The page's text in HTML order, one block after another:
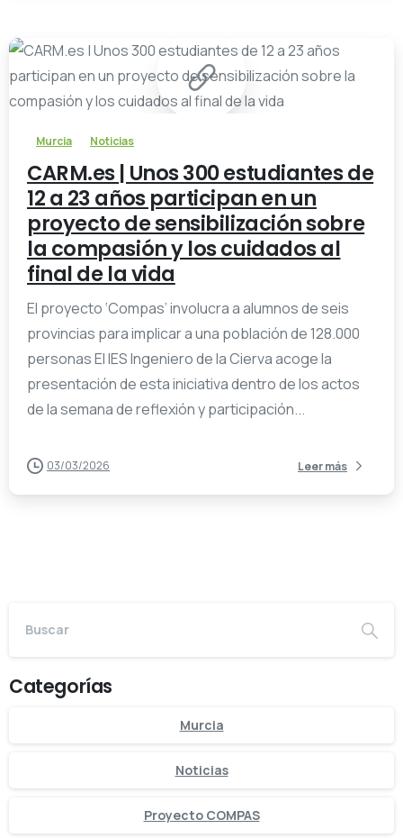
Murcia Noticias
CARM.es | Unos 300 estudiantes de
12 a 23 años participan en un
proyecto de sensibilización sobre
la compasión y los cuidados al
final de la vida
El proyecto ‘Compas’ involucra a alumnos de seis
provincias para implicar a una población de 128.000
personas El IES Ingeniero de la Cierva acoge la
presentación de esta iniciativa dentro de los actos
de la semana de reflexión y participación...
03/03/2026 Leer más
Categorías
Murcia
Noticias
Proyecto COMPAS